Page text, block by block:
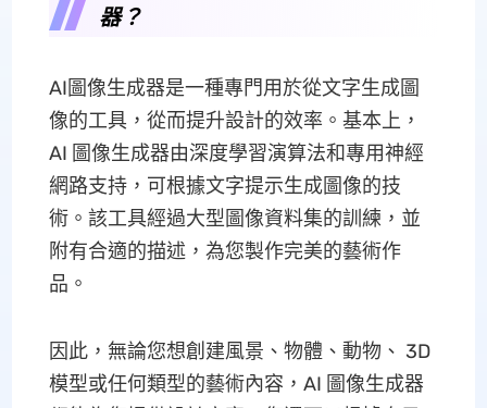
器？
AI圖像生成器是一種專門用於從文字生成圖
像的工具，從而提升設計的效率。基本上，
AI 圖像生成器由深度學習演算法和專用神經
網路支持，可根據文字提示生成圖像的技
術。該工具經過大型圖像資料集的訓練，並
附有合適的描述，為您製作完美的藝術作
品。
因此，無論您想創建風景、物體、動物、 3D
模型或任何類型的藝術內容，AI 圖像生成器